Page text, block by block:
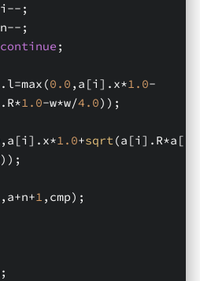
                i--;
                n--;
continue ;
a[i].l=max(
0.0 ,a[i].x*1.0-
1.0-w*w/4.0));
,a[i].x*1.0+sqrt (a[i].R*a[
));
,a+n+1 ,cmp);